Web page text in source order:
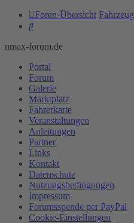
Foren-Übersicht Fahrzeug
Suche
nmax-forum.de
Portal
Forum
Galerie
Marktplatz
Fahrerkarte
Veranstaltungen
Anleitungen
Partner
Links
Kontakt
Datenschutz
Nutzungsbedingungen
Impressum
Forumsspende per PayPal
Cookie-Einstellungen